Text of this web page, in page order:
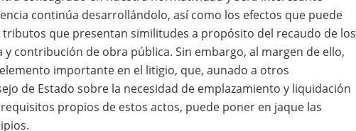
continúa desarrollándolo, así como los efectos que puede
que presentan similitudes a propósito del recaudo de los
contribución de obra pública. Sin embargo, al margen de ello,
importante en el litigio, que, aunado a otros
de Estado sobre la necesidad de emplazamiento y liquidación
propios de estos actos, puede poner en jaque las